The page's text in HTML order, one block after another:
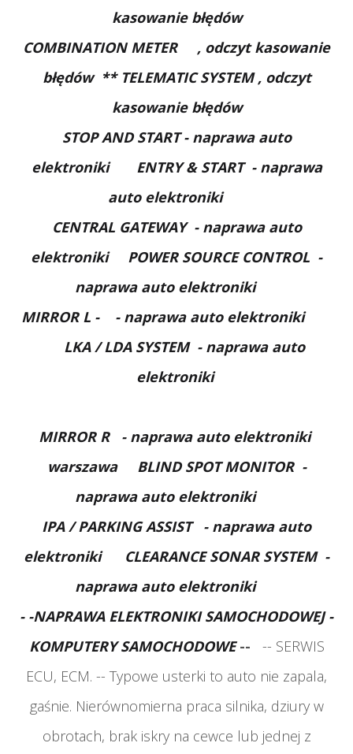
kasowanie błędów
COMBINATION METER , odczyt kasowanie
błędów** TELEMATIC SYSTEM, odczyt
kasowanie błędów
STOP AND START - naprawa auto
elektroniki ENTRY & START - naprawa
auto elektroniki
CENTRAL GATEWAY - naprawa auto
elektroniki POWER SOURCE CONTROL -
naprawa auto elektroniki
MIRROR L -
- naprawa auto elektroniki
LKA / LDA SYSTEM - naprawa auto
elektroniki
MIRROR R
- naprawa auto elektroniki
warszawaBLIND SPOT MONITOR -
naprawa auto elektroniki
IPA / PARKING ASSIST - naprawa auto
elektroniki CLEARANCE SONAR SYSTEM -
naprawa auto elektroniki
- -NAPRAWA ELEKTRONIKI SAMOCHODOWEJ -
KOMPUTERY SAMOCHODOWE--
-- SERWIS
ECU, ECM. -- Typowe usterki to auto nie zapala,
gaśnie. Nierównomierna praca silnika, dziury w
obrotach, brak iskry na cewce lub jednej z